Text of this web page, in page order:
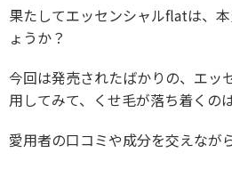
果たしてエッセンシャルflatは、
ょうか？
今回は発売されたばかりの、エッ
用してみて、くせ毛が落ち着くの
愛用者の口コミや成分を交えなが